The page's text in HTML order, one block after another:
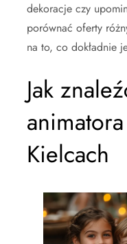
dekoracje czy
porównać oferty
na to, co dokładnie
Jak
Kielcach